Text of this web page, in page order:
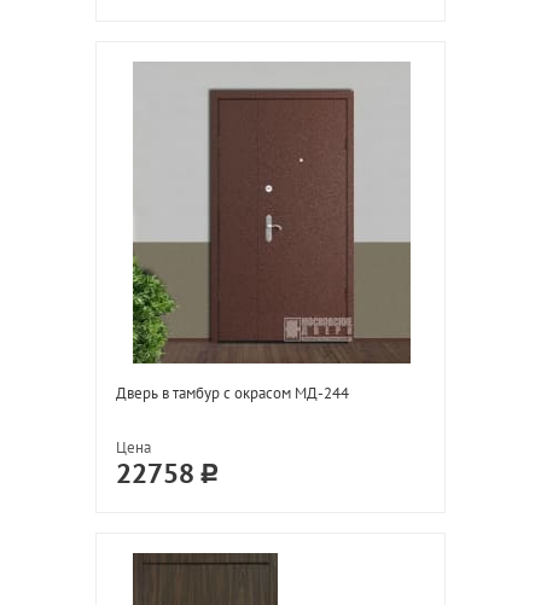
Дверь в тамбур с окрасом МД-244
Цена
22758